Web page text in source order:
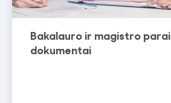
Bakalauro ir magistro
dokumentai